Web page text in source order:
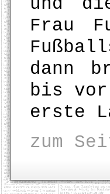
Frau
dann
bis vor
erste
zum